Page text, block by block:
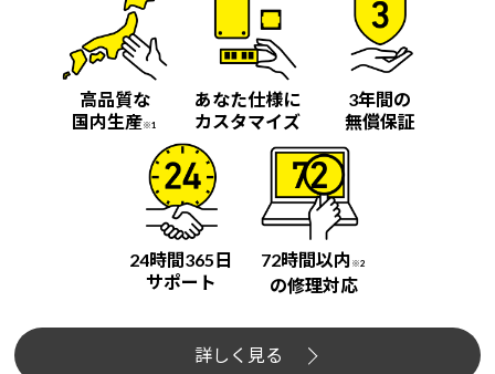
高品質な
国内生産※1
あなた仕様に
カスタマイズ
3年間の
無償保証
24時間365日
サポート
72時間以内 ※2
の修理対応
詳しく見る